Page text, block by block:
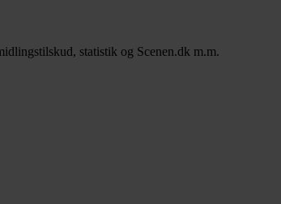
statistik og Scenen.dk m.m.